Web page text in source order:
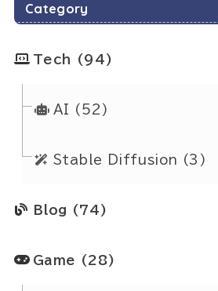
Category
Tech (94)
AI (52)
Stable Diffusion (3)
Blog (74)
Game (28)